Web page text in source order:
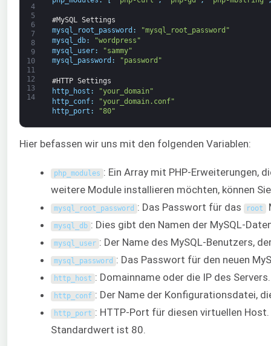
4
5
6
7
8
9
10
11
12
13
14
#MySQL Settings
mysql_root_password :
"mysql_root_password"
mysql_db:
"wordpress"
mysql_user:
"sammy"
mysql_password : "password"
#HTTP Settings
http_host :
"your_domain"
http_conf:
"your_domain.conf"
http_port : "80"
Hier befassen wir uns mit den folgenden Variablen:
php_modules : Ein Array mit PHP-Erweiterungen,
weitere Module installieren möchten, können
mysql_root_password : Das Passwort für das root
mysql_db : Dies gibt den Namen der MySQL-
mysql_user : Der Name des MySQL-Benutzers,
mysql_password : Das Passwort für den neuen
http_host : Domainname oder die IP des Servers.
http_conf : Der Name der Konfigurationsdatei,
http_port : HTTP-Port für diesen virtuellen
Standardwert ist 80.